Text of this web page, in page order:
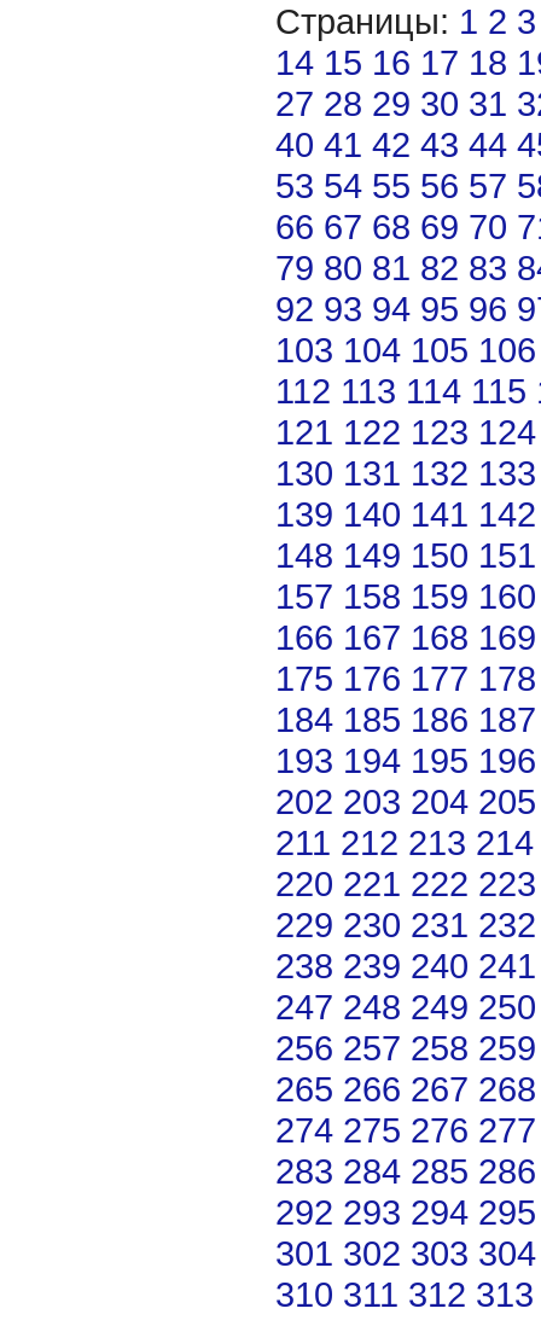
Страницы: 1 2 3
14 15 16 17 18
27 28 29 30 31
40 41 42 43 44
53 54 55 56 57
66 67 68 69 70
79 80 81 82 83
92 93 94 95 96
103 104 105 106
112 113 114 115
121 122 123 124
130 131 132 133
139 140 141 142
148 149 150 151
157 158 159 160
166 167 168 169
175 176 177 178
184 185 186 187
193 194 195 196
202 203 204 205
211 212 213 214
220 221 222 223
229 230 231 232
238 239 240 241
247 248 249 250
256 257 258 259
265 266 267 268
274 275 276 277
283 284 285 286
292 293 294 295
301 302 303 304
310 311 312 313